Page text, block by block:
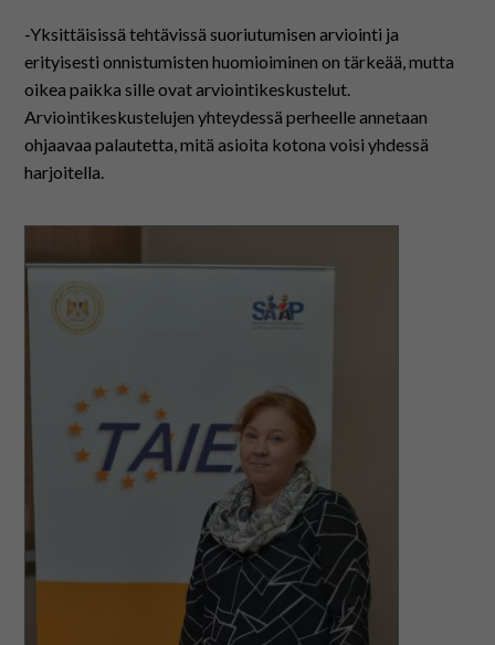
-Yksittäisissä tehtävissä suoriutumisen arviointi ja
erityisesti onnistumisten huomioiminen on tärkeää, mutta
oikea paikka sille ovat arviointikeskustelut.
Arviointikeskustelujen yhteydessä perheelle annetaan
ohjaavaa palautetta, mitä asioita kotona voisi yhdessä
harjoitella.